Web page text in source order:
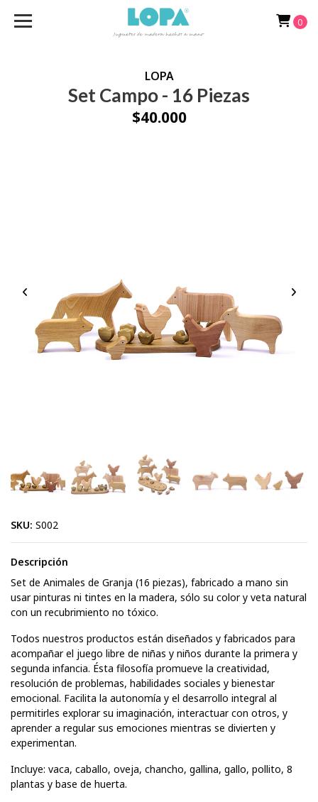
0
LOPA
Set Campo - 16 Piezas
$40.000
SKU: S002
Descripción
Set de Animales de Granja (16 piezas), fabricado a mano sin
usar pinturas ni tintes en la madera, sólo su color y veta natural
con un recubrimiento no tóxico.
Todos nuestros productos están diseñados y fabricados para
acompañar el juego libre de niñas y niños durante la primera y
segunda infancia. Ésta filosofía promueve la creatividad,
resolución de problemas, habilidades sociales y bienestar
emocional. Facilita la autonomía y el desarrollo integral al
permitirles explorar su imaginación, interactuar con otros, y
aprender a regular sus emociones mientras se divierten y
experimentan.
Incluye: vaca, caballo, oveja, chancho, gallina, gallo, pollito, 8
plantas y base de huerta.